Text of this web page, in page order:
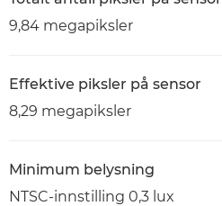
9,84 megapiksler
Effektive piksler på sensor
8,29 megapiksler
Minimum belysning
NTSC-innstilling 0,3 lux